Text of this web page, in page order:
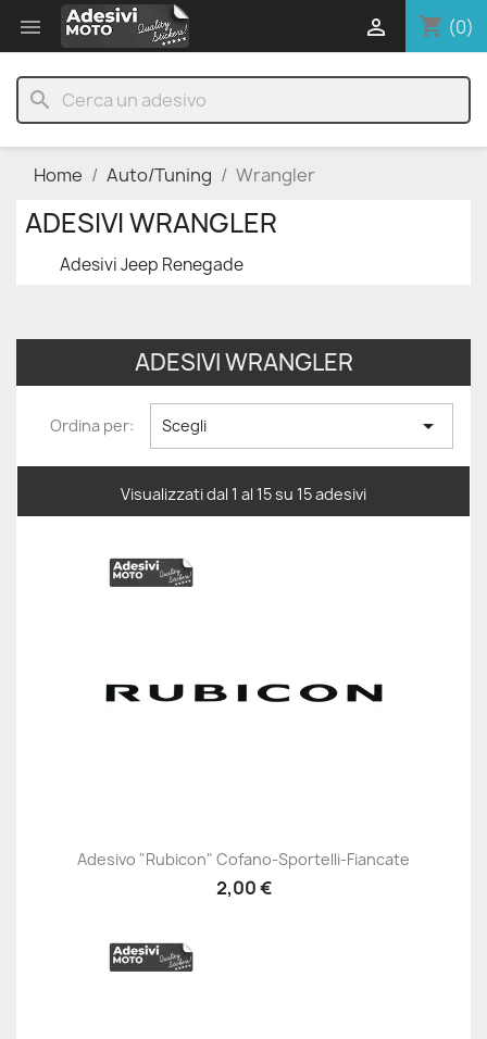
 shopping_cart (0)

search
Home Auto/Tuning Wrangler
ADESIVI WRANGLER
Adesivi Jeep Renegade
ADESIVI WRANGLER
Ordina per: Scegli 
Visualizzati dal 1 al 15 su 15 adesivi
Adesivo "Rubicon" Cofano-Sportelli-Fiancate
2,00 €